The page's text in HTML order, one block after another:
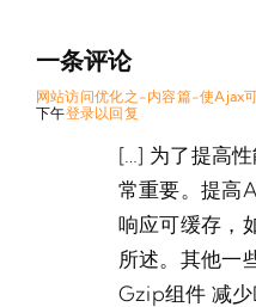
一条评论
网站访问优化之-内容篇-使Ajax
下午登录以回复
[…] 为了提高
常重要。提高
响应可缓存，
所述。其他一
Gzip组件 减